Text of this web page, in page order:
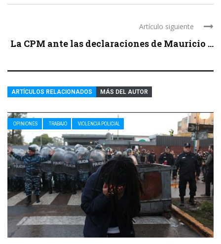
Artículo siguiente
La CPM ante las declaraciones de Mauricio ...
ARTÍCULOS RELACIONADOS MÁS DEL AUTOR
OPINIONES TRABAJO VIOLENCIA POLICIAL